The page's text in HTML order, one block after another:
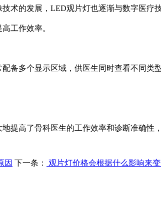
的发展，LED观片灯也逐渐与数字医疗
工作效率。
多个显示区域，供医生同时查看不同类
高了骨科医生的工作效率和诊断准确性
因 下一条： 观片灯价格会根据什么影响来